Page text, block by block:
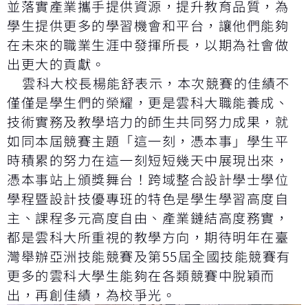
並落實產業攜手提供資源，提升教育品質，為
學生提供更多的學習機會和平台，讓他們能夠
在未來的職業生涯中發揮所長，以期為社會做
出更大的貢獻。
雲科大校長楊能舒表示，本次競賽的佳績不
僅僅是學生們的榮耀，更是雲科大職能養成、
技術實務及教學培力的師生共同努力成果，就
如同本屆競賽主題「這一刻，憑本事」學生平
時積累的努力在這一刻短短幾天中展現出來，
憑本事站上頒獎舞台！跨域整合設計學士學位
學程暨設計技優專班的特色是學生學習高度自
主、課程多元高度自由、產業鏈結高度務實，
都是雲科大所重視的教學方向，期待明年在臺
灣舉辦亞洲技能競賽及第55屆全國技能競賽有
更多的雲科大學生能夠在各類競賽中脫穎而
出，再創佳績，為校爭光。